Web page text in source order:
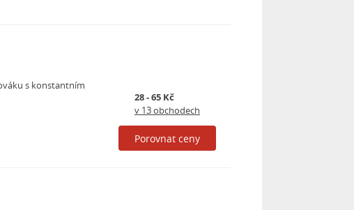
s konstantním
28 - 65 Kč
v 13 obchodech
Porovnat ceny